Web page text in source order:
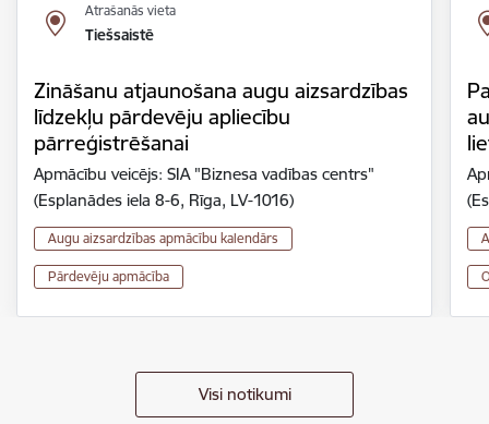
Atrašanās vieta
Tiešsaistē
Zināšanu atjaunošana augu aizsardzības
līdzekļu pārdevēju apliecību
pārreģistrēšanai
Apmācību veicējs: SIA "Biznesa vadības centrs"
(Esplanādes iela 8-6, Rīga, LV-1016)
Augu aizsardzības apmācību kalendārs
Pārdevēju apmācība
Visi notikumi